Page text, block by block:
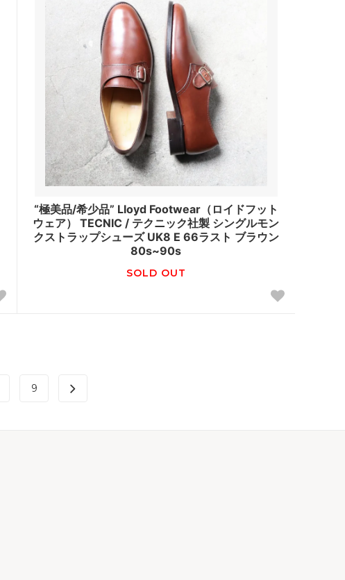
“極美品/希少品” Lloyd Footwear（ロイドフット
ウェア） TECNIC / テクニック社製 シングルモン
クストラップシューズ UK8 E 66ラスト ブラウン
80s~90s
SOLD OUT
9